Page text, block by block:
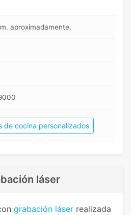
aproximadamente.
de cocina personalizados
láser
grabación láser realizada